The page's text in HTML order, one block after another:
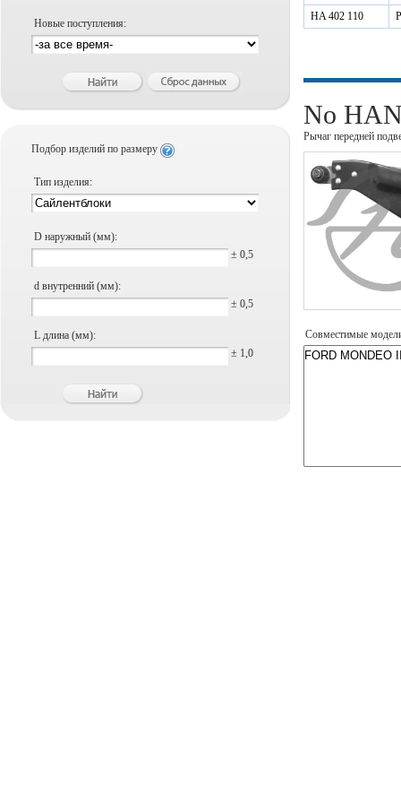
Новые поступления:
Подбор изделий по размеру
Тип изделия:
D наружный (мм):
± 0,5
d внутренний (мм):
± 0,5
L длина (мм):
± 1,0
HA 402 110
No
Рычаг передней
Совместимые